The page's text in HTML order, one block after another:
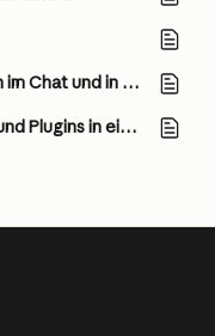
Benutzerdefinierte Visualisierungen im Chat und in Cowork
Durchsuchen Sie Skills, Connectors und Plugins in einem Verzeichnis